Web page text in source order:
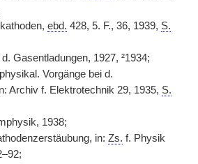
ebd. 428, 5. F., 36, 1939, S.
Gasentladungen, 1927, ²1934;
Vorgänge bei d.
Archiv f. Elektrotechnik 29, 1935, S.
1938;
in: Zs. f. Physik